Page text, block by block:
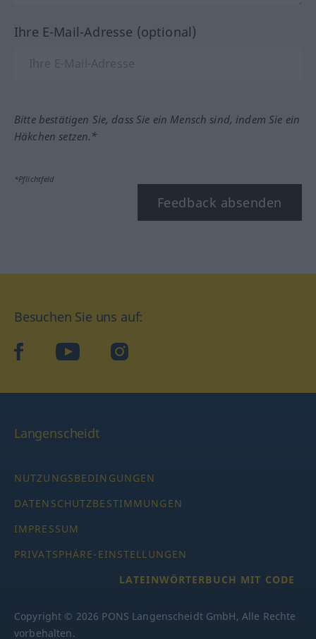
Ihre E-Mail-Adresse (optional)
Bitte bestätigen Sie, dass Sie ein Mensch sind, indem Sie ein
Häkchen setzen.*
*Pflichtfeld
Feedback absenden
Besuchen Sie uns auf:
facebookYouTube Instagram
Langenscheidt
NUTZUNGSBEDINGUNGEN
DATENSCHUTZBESTIMMUNGEN
IMPRESSUM
PRIVATSPHÄRE-EINSTELLUNGEN
LATEINWÖRTERBUCH MIT CODE
Copyright © 2026 PONS Langenscheidt GmbH, Alle Rechte
vorbehalten.